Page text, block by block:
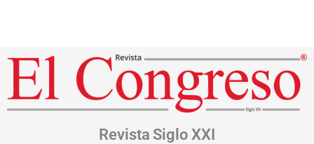
Revista Siglo XXI